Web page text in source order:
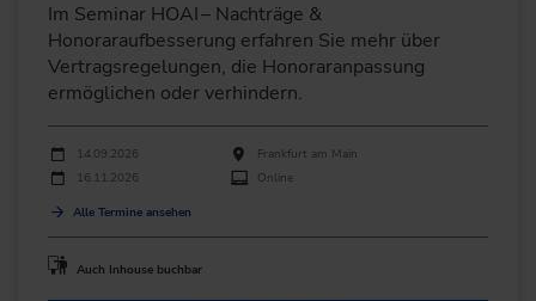
Im Seminar HOAI – Nachträge &
Honoraraufbesserung erfahren Sie mehr über
Vertragsregelungen, die Honoraranpassung
ermöglichen oder verhindern.
Durchführungen
Veranstaltungsdatum Veranstaltungsort
14.09.2026
Frankfurt am Main
16.11.2026
Online
Alle Termine ansehen
Auch Inhouse buchbar